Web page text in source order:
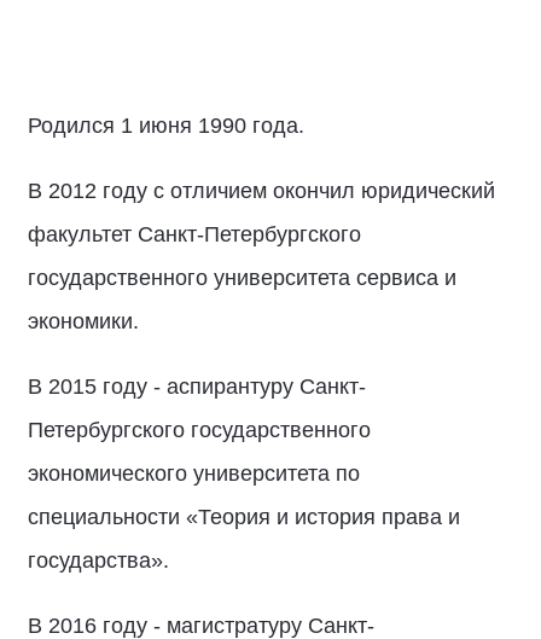
Родился 1 июня 1990 года.
В 2012 году с отличием окончил юридический
факультет Санкт-Петербургского
государственного университета сервиса и
экономики.
В 2015 году - аспирантуру Санкт-
Петербургского государственного
экономического университета по
специальности «Теория и история права и
государства».
В 2016 году - магистратуру Санкт-